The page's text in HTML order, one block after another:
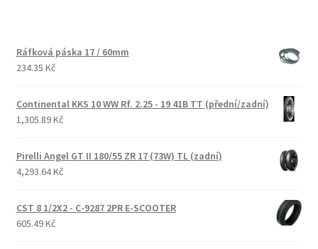
Ráfková páska 17 / 60mm
234.35 Kč
Continental KKS 10 WW Rf. 2.25 - 19 41B TT (přední/zadní)
1,305.89 Kč
Pirelli Angel GT II 180/55 ZR 17 (73W) TL (zadní)
4,293.64 Kč
CST 8 1/2X2 - C-9287 2PR E-SCOOTER
605.49 Kč